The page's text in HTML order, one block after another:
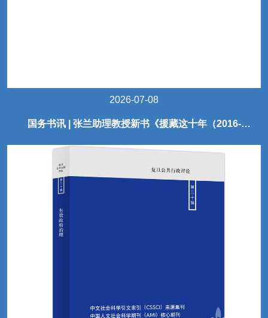
2026-07-08
国务书讯 | 张兰助理教授新书《援藏这十年（2016-
2025）》出版